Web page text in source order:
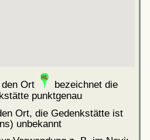
Ort
bezeichnet die
punktgenau
Ort, die Gedenkstätte ist
unbekannt